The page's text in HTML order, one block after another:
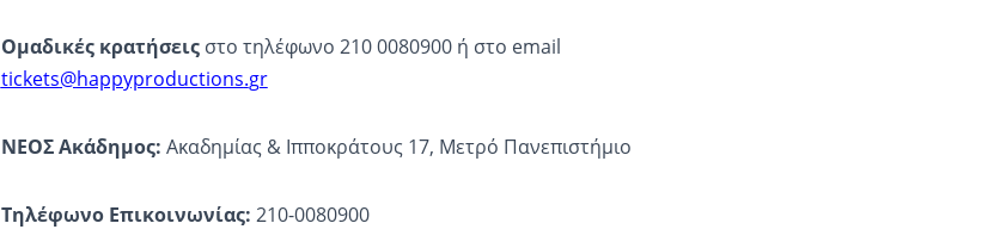
Ομαδικές κρατήσειςστο τηλέφωνο 210 0080900 ή στο email
tickets@happyproductions.gr
ΝΕΟΣ Ακάδημος: Ακαδημίας & Ιπποκράτους 17, Μετρό Πανεπιστήμιο
Τηλέφωνο Επικοινωνίας: 210-0080900